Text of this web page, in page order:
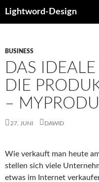
Lightword-Design
BUSINESS
DAS
DIE
–
27. JUNI DAWID
Wie verkauft man heute
stellen sich viele
etwas im Internet